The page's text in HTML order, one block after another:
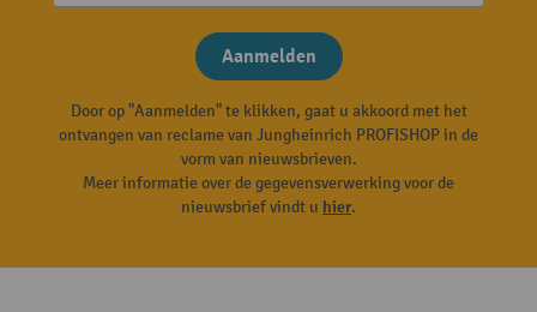
Aanmelden
Door op "Aanmelden" te klikken, gaat u akkoord met het
ontvangen van reclame van Jungheinrich PROFISHOP in de
vorm van nieuwsbrieven.
Meer informatie over de gegevensverwerking voor de
nieuwsbrief vindt u hier.